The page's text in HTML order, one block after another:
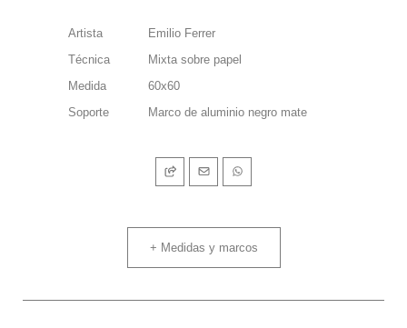
Artista
Emilio Ferrer
Técnica
Mixta sobre papel
Medida
60x60
Soporte
Marco de aluminio negro mate
+ Medidas y marcos